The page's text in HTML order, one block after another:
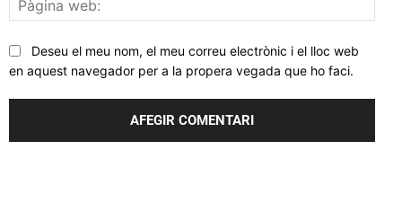
web:
Deseu el meu nom, el meu correu electrònic i el lloc web
en aquest navegador per a la propera vegada que ho faci.